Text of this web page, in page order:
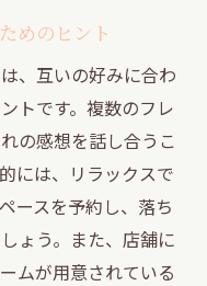
めのヒント
、互いの好みに合わ
トです。複数のフレ
の感想を話し合うこ
には、リラックスで
ースを予約し、落ち
ょう。また、店舗に
ムが用意されている